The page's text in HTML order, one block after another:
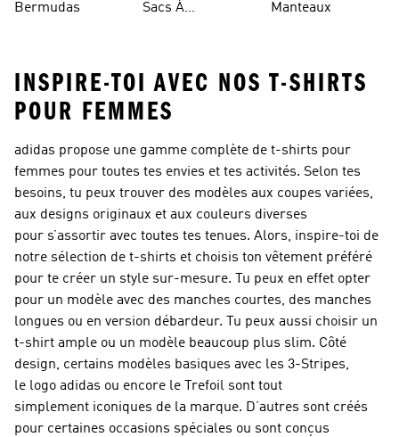
Bermudas
Sacs À
Manteaux
INSPIRE-TOI AVEC NOS T-SHIRTS
POUR FEMMES
adidas propose une gamme complète de t-shirts pour
femmes pour toutes tes envies et tes activités. Selon tes
besoins, tu peux trouver des modèles aux coupes variées,
aux designs originaux et aux couleurs diverses
pour s’assortir avec toutes tes tenues. Alors, inspire-toi de
notre sélection de t-shirts et choisis ton vêtement préféré
pour te créer un style sur-mesure. Tu peux en effet opter
pour un modèle avec des manches courtes, des manches
longues ou en version débardeur. Tu peux aussi choisir un
t-shirt ample ou un modèle beaucoup plus slim. Côté
design, certains modèles basiques avec les 3-Stripes,
le logo adidas ou encore le Trefoil sont tout
simplement iconiques de la marque. D’autres sont créés
pour certaines occasions spéciales ou sont conçus